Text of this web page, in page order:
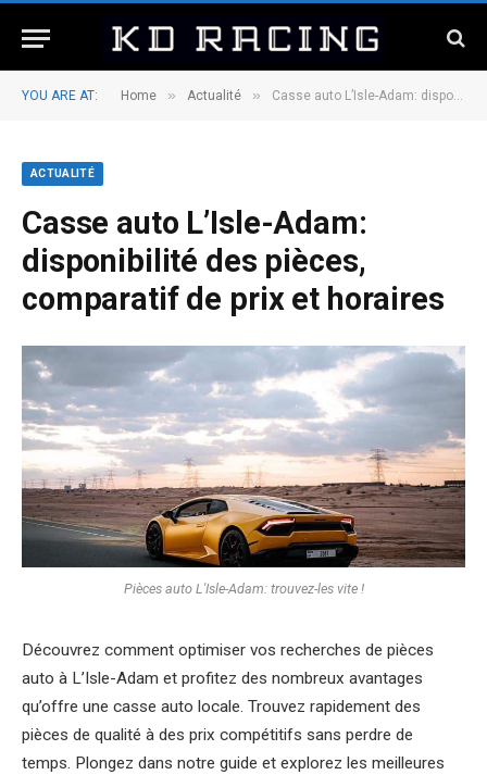
YOU ARE AT: Home » Actualité » Casse auto L’Isle-Adam: disponibilité des pièces, comparatif de prix et horaires
ACTUALITÉ
Casse auto L’Isle-Adam:
disponibilité des pièces,
comparatif de prix et horaires
Pièces auto L'Isle-Adam: trouvez-les vite !
Découvrez comment optimiser vos recherches de pièces
auto à L’Isle-Adam et profitez des nombreux avantages
qu’offre une casse auto locale. Trouvez rapidement des
pièces de qualité à des prix compétitifs sans perdre de
temps. Plongez dans notre guide et explorez les meilleures